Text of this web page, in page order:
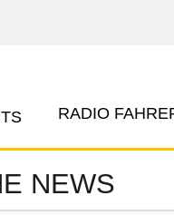
RADIO
NEWS